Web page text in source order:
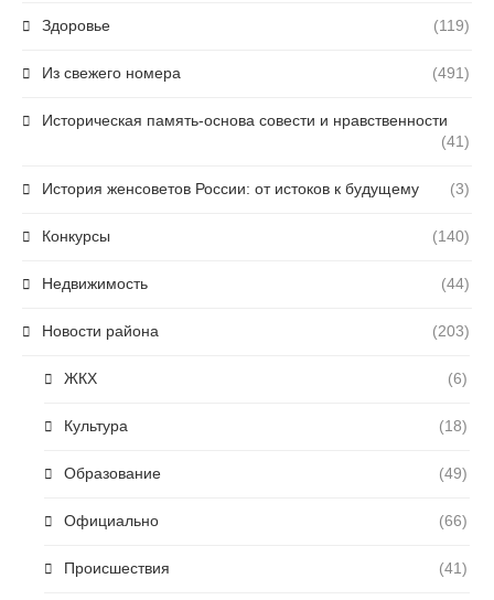
Здоровье (119)
Из свежего номера (491)
Историческая память-основа совести и нравственности
(41)
История женсоветов России: от истоков к будущему (3)
Конкурсы (140)
Недвижимость (44)
Новости района (203)
ЖКХ (6)
Культура (18)
Образование (49)
Официально (66)
Происшествия (41)